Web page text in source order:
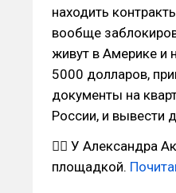
находить
вообще
живут в Америке и
5000 долларов,
документы на
России, и вывести
👉🏻 У Александра
площадкой.